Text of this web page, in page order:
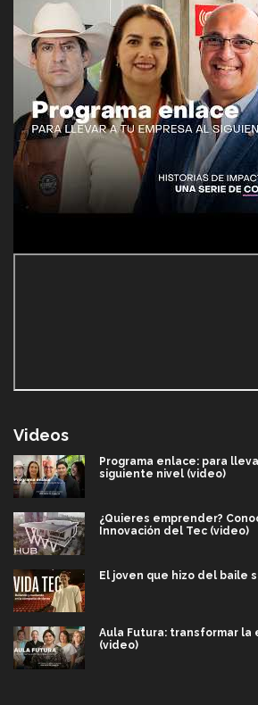
Videos
Programa enlace: para
siguiente nivel (video)
¿Quieres emprender?
Innovación del Tec (video)
El joven que hizo del baile
Aula Futura: transformar la
(video)